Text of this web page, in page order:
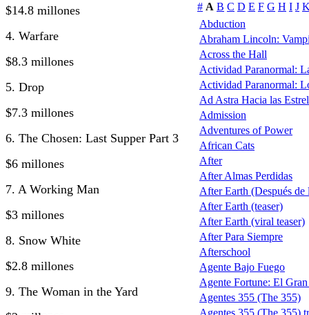
$14.8 millones
4. Warfare
$8.3 millones
5. Drop
$7.3 millones
6. The Chosen: Last Supper Part 3
$6 millones
7. A Working Man
$3 millones
8. Snow White
$2.8 millones
9. The Woman in the Yard
# A B C D E F G H I J
Abduction
Abraham Lincoln:
Across the Hall
Actividad Paranormal:
Actividad Paranormal:
Ad Astra Hacia las
Admission
Adventures of Power
African Cats
After
After Almas Perdidas
After Earth (Después de
After Earth (teaser)
After Earth (viral teaser)
After Para Siempre
Afterschool
Agente Bajo Fuego
Agente Fortune: El
Agentes 355 (The 355)